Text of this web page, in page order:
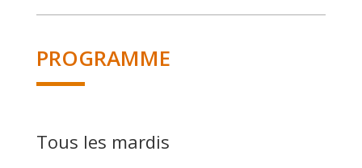
PROGRAMME
Tous les mardis